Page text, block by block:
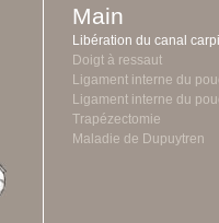
Main
Libération du canal
Doigt à ressaut
Ligament interne du
Ligament interne du
Trapézectomie
Maladie de Dupuytren